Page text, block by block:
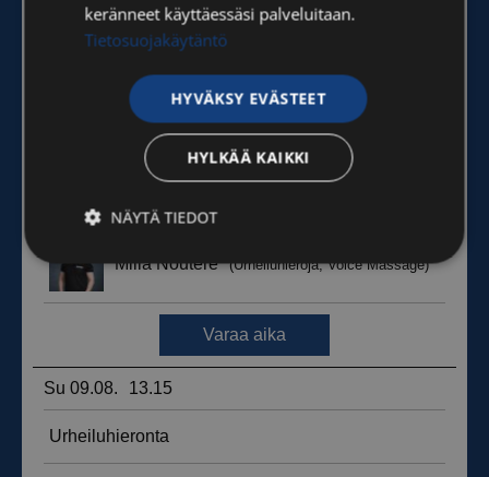
keränneet käyttäessäsi palveluitaan.
Tietosuojakäytäntö
HYVÄKSY EVÄSTEET
HYLKÄÄ KAIKKI
NÄYTÄ TIEDOT
Ehdottomasti
Suorituskyvylliset
Kohdentavat Toiminnalliset